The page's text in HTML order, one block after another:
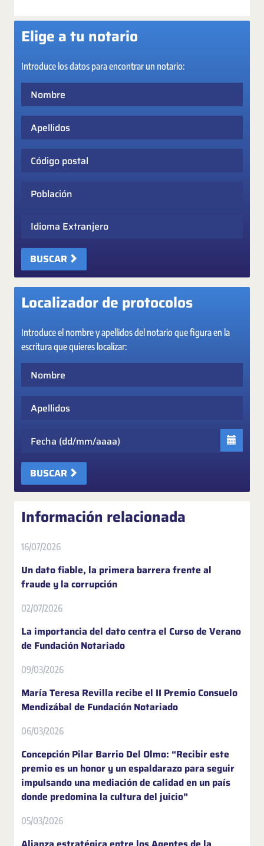
Elige a tu notario
Introduce los datos para encontrar un notario:
Idioma Extranjero
BUSCAR
Localizador de protocolos
Introduce el nombre y apellidos del notario que figura en la
escritura que quieres localizar:
BUSCAR
Información relacionada
16/07/2026
Un dato fiable, la primera barrera frente al
fraude y la corrupción
02/07/2026
La importancia del dato centra el Curso de Verano
de Fundación Notariado
09/03/2026
María Teresa Revilla recibe el II Premio Consuelo
Mendizábal de Fundación Notariado
06/03/2026
Concepción Pilar Barrio Del Olmo: “Recibir este
premio es un honor y un espaldarazo para seguir
impulsando una mediación de calidad en un país
donde predomina la cultura del juicio”
05/03/2026